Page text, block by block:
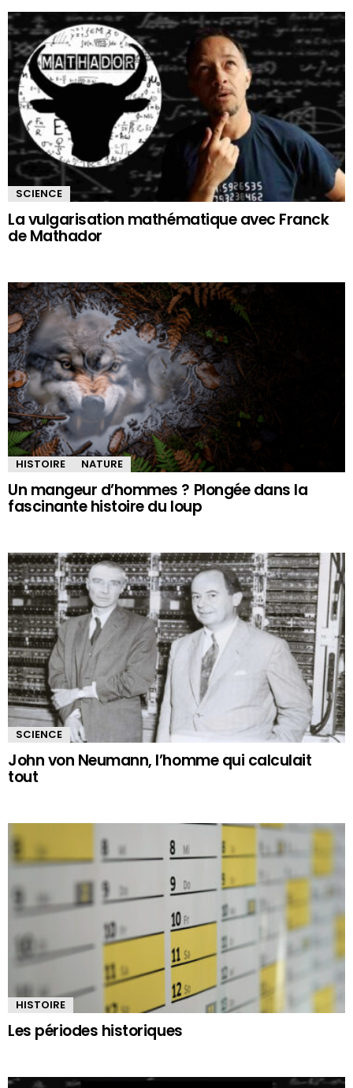
SCIENCE
La vulgarisation mathématique avec Franck
de Mathador
HISTOIRE NATURE
Un mangeur d’hommes ? Plongée dans la
fascinante histoire du loup
SCIENCE
John von Neumann, l’homme qui calculait
tout
HISTOIRE
Les périodes historiques